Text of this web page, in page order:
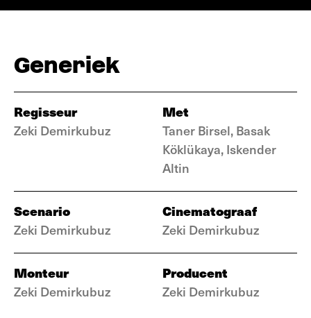
Generiek
Regisseur
Zeki Demirkubuz
Met
Taner Birsel, Basak
Köklükaya, Iskender
Altin
Scenario
Zeki Demirkubuz
Cinematograaf
Zeki Demirkubuz
Monteur
Zeki Demirkubuz
Producent
Zeki Demirkubuz